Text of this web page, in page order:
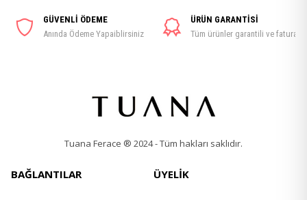
GÜVENLİ ÖDEME
Anında Ödeme Yapaiblirsiniz
ÜRÜN GARANTİSİ
Tüm ürünler garantili ve faturalı
Tuana Ferace ® 2024 - Tüm hakları saklıdır.
BAĞLANTILAR ÜYELİK